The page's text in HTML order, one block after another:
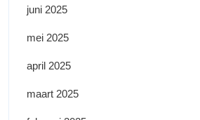
juni 2025
mei 2025
april 2025
maart 2025